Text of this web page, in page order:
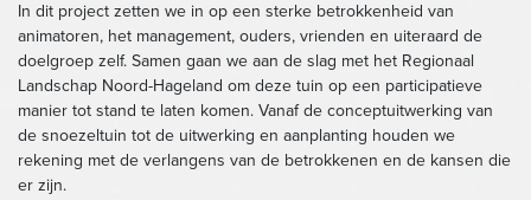
In dit project zetten we in op een sterke betrokkenheid van
animatoren, het management, ouders, vrienden en uiteraard de
doelgroep zelf. Samen gaan we aan de slag met het Regionaal
Landschap Noord-Hageland om deze tuin op een participatieve
manier tot stand te laten komen. Vanaf de conceptuitwerking van
de snoezeltuin tot de uitwerking en aanplanting houden we
rekening met de verlangens van de betrokkenen en de kansen die
er zijn.